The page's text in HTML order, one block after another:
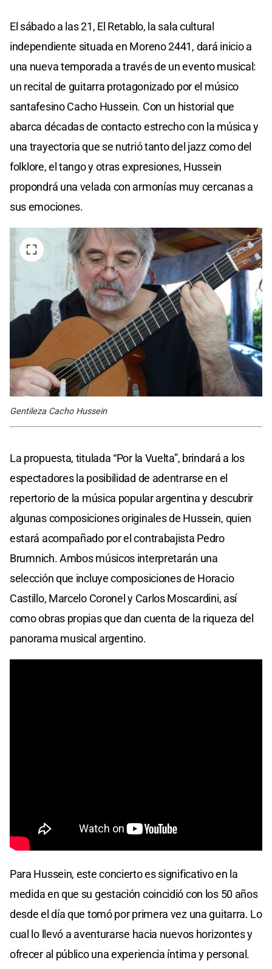
El sábado a las 21, El Retablo, la sala cultural
independiente situada en Moreno 2441, dará inicio a
una nueva temporada a través de un evento musical:
un recital de guitarra protagonizado por el músico
santafesino Cacho Hussein. Con un historial que
abarca décadas de contacto estrecho con la música y
una trayectoria que se nutrió tanto del jazz como del
folklore, el tango y otras expresiones, Hussein
propondrá una velada con armonías muy cercanas a
sus emociones.
Gentileza Cacho Hussein
La propuesta, titulada “Por la Vuelta”, brindará a los
espectadores la posibilidad de adentrarse en el
repertorio de la música popular argentina y descubrir
algunas composiciones originales de Hussein, quien
estará acompañado por el contrabajista Pedro
Brumnich. Ambos músicos interpretarán una
selección que incluye composiciones de Horacio
Castillo, Marcelo Coronel y Carlos Moscardini, así
como obras propias que dan cuenta de la riqueza del
panorama musical argentino.
Para Hussein, este concierto es significativo en la
medida en que su gestación coincidió con los 50 años
desde el día que tomó por primera vez una guitarra. Lo
cual lo llevó a aventurarse hacia nuevos horizontes y
ofrecer al público una experiencia íntima y personal.